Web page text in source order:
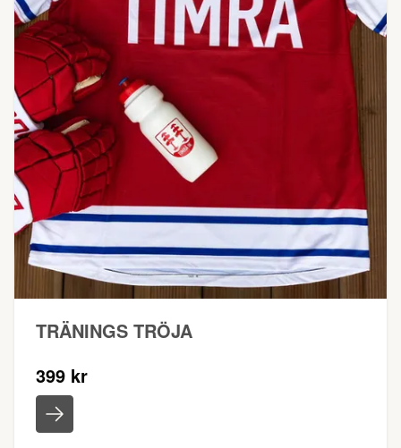
TRÄNINGS TRÖJA
399 kr